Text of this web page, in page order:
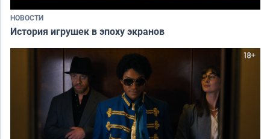
НОВОСТИ
История игрушек в эпоху экранов